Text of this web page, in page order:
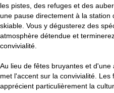
les pistes, des refuges et des
une pause directement à la
skiable. Vous y dégusterez des
atmosphère détendue et
convivialité.
Au lieu de fêtes bruyantes et
met l'accent sur la convivialité. Les
apprécient particulièrement la